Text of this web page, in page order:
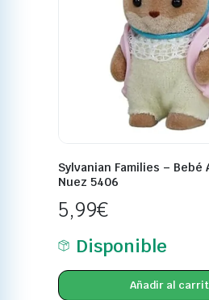
Sylvanian Families – Bebé
Nuez 5406
5,99€
Disponible
Añadir al